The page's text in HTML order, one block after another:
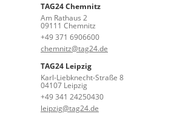
TAG24 Chemnitz
Am Rathaus 2
09111 Chemnitz
+49 371 6906600
chemnitz@tag24.de
TAG24 Leipzig
Karl-Liebknecht-Straße 8
04107 Leipzig
+49 341 24250430
leipzig@tag24.de